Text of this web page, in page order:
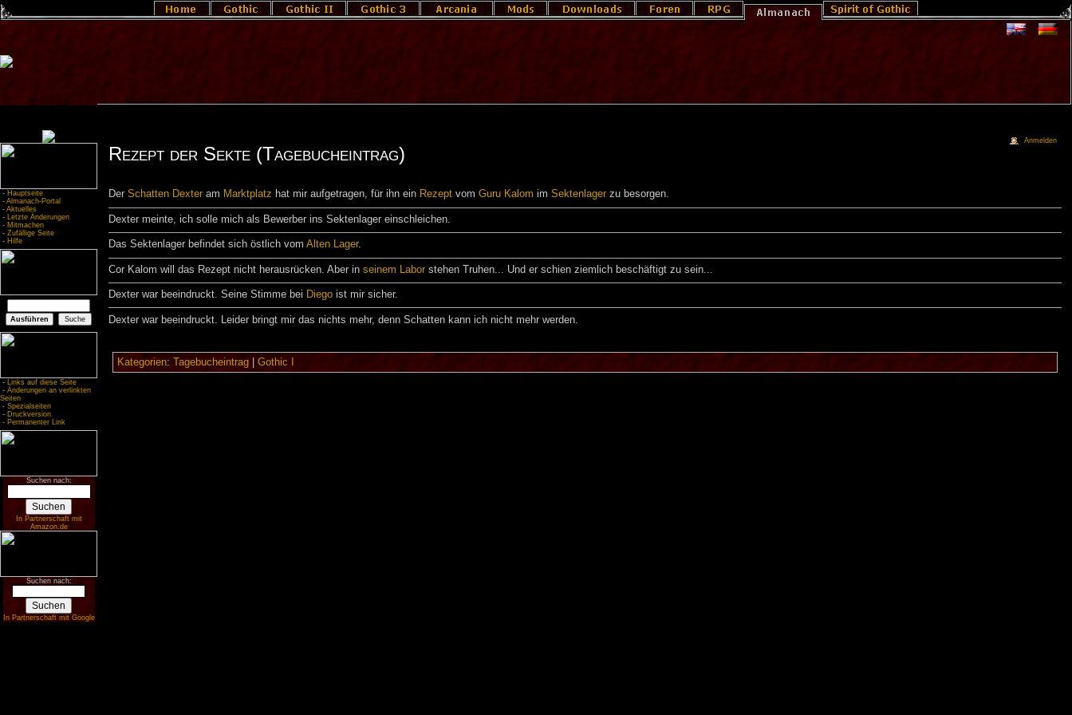
- Hauptseite
- Almanach-Portal
- Aktuelles
- Letzte Änderungen
- Mitmachen
- Zufällige Seite
- Hilfe
- Links auf diese Seite
- Änderungen an verlinkten
Seiten
- Spezialseiten
- Druckversion
- Permanenter Link
Suchen nach:
In Partnerschaft mit
Amazon.de
Suchen nach:
In Partnerschaft mit Google
Rezept der Sekte (Tagebucheintrag)
Der Schatten Dexteram Marktplatz hat mir aufgetragen, für ihn ein Rezeptvom Guru Kalom im Sektenlagerzu besorgen.
Dexter meinte, ich solle mich als Bewerber ins Sektenlager einschleichen.
Das Sektenlager befindet sich östlich vom Alten Lager.
Cor Kalom will das Rezept nicht herausrücken. Aber in seinem Laborstehen Truhen... Und er schien ziemlich beschäftigt zu sein...
Dexter war beeindruckt. Seine Stimme bei Diegoist mir sicher.
Dexter war beeindruckt. Leider bringt mir das nichts mehr, denn Schatten kann ich nicht mehr werden.
Kategorien: Tagebucheintrag| Gothic I
Anmelden